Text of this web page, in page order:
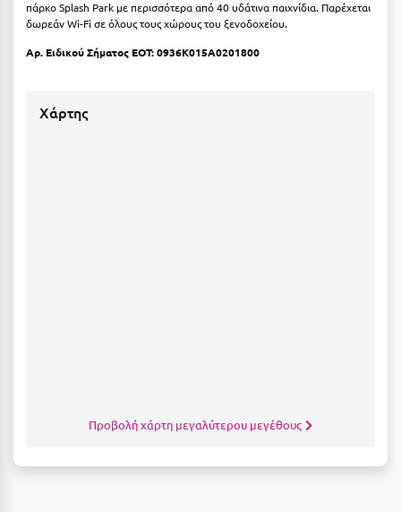
Σαμοθράκη
Σέριφος
πάρκο Splash Park με περισσότερα από 40 υδάτινα παιχνίδια. Παρέχεται
δωρεάν Wi-Fi σε όλους τους χώρους του ξενοδοχείου.
Αρ. Ειδικού Σήματος ΕΟΤ: 0936Κ015Α0201800
Χάρτης
Προβολή χάρτη μεγαλύτερου μεγέθους